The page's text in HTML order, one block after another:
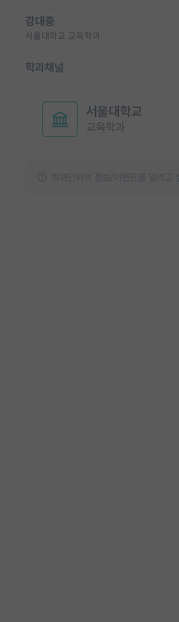
강대중
서울대학교 교육학과
학과채널
서울대학교
교육학과
학과단위의 정보/이벤트를 알리고